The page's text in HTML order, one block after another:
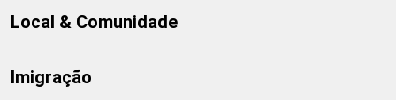
Local & Comunidade
Imigração